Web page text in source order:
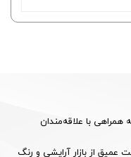
همراهی با علاقه‌مندان
بر تجربه ۲۰ ساله و شناخت عمیق از بازار آرایشی و رنگ